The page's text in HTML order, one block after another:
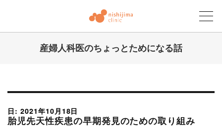
産婦人科医のちょっとためになる話
日: 2021年10月18日
胎児先天性疾患の早期発見のための取り組み